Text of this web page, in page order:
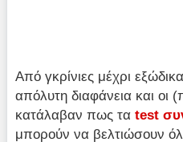
Από γκρίνιες μέχρι
απόλυτη διαφάνεια και οι
κατάλαβαν πως ταtest
μπορούν να βελτιώσουν